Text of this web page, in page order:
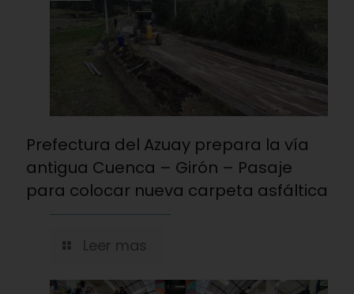
Prefectura del Azuay prepara la vía
antigua Cuenca – Girón – Pasaje
para colocar nueva carpeta asfáltica
Leer mas